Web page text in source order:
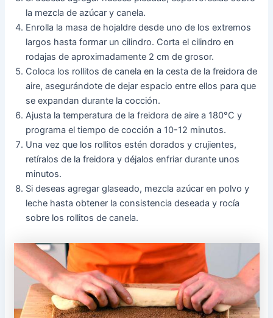
la mezcla de azúcar y canela.
Enrolla la masa de hojaldre desde uno de los extremos
largos hasta formar un cilindro. Corta el cilindro en
rodajas de aproximadamente 2 cm de grosor.
Coloca los rollitos de canela en la cesta de la freidora de
aire, asegurándote de dejar espacio entre ellos para que
se expandan durante la cocción.
Ajusta la temperatura de la freidora de aire a 180°C y
programa el tiempo de cocción a 10-12 minutos.
Una vez que los rollitos estén dorados y crujientes,
retíralos de la freidora y déjalos enfriar durante unos
minutos.
Si deseas agregar glaseado, mezcla azúcar en polvo y
leche hasta obtener la consistencia deseada y rocía
sobre los rollitos de canela.